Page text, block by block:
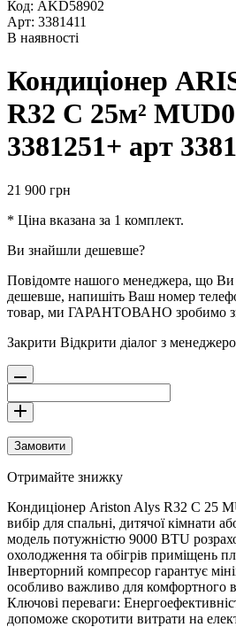
Код: AKD58902
Арт: 3381411
В наявності
Кондиціонер
R32 C 25м²
3381251+ арт
21 900 грн
* Ціна вказана за 1 комплект.
Ви знайшли дешевше?
Повідомте нашого менеджера, що
дешевше, напишіть Ваш номер
товар, ми ГАРАНТОВАНО зробимо
Закрити Відкрити діалог з
Замовити
Отримайте знижку
Кондиціонер Ariston Alys R32 C 25
вибір для спальні, дитячої кімнати
модель потужністю 9000 BTU
охолодження та обігрів приміщень
Інверторний компресор гарантує
особливо важливо для комфортного
Ключові переваги:
допоможе скоротити витрати на